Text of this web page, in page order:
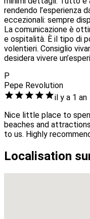
rendendo l’esperienza
eccezionali: sempre
La comunicazione è
e ospitalità. È il tipo di
volentieri. Consiglio
desidera vivere
P
Pepe Revolution
il y a 1 an
Nice little place to
beaches and
to us. Highly
Localisation